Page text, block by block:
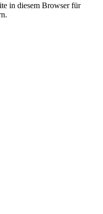
in diesem Browser für